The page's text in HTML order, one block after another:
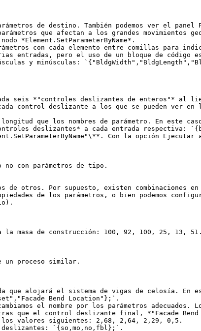
de destino. También podemos ver el
que afectan a los grandes movimientos
*Element.SetParameterByName*.
con cada elemento entre comillas para
entradas, pero el uso de un bloque de código
y minúsculas:
seis *"controles deslizantes de enteros"* al
control deslizante a los que se pueden ver
que los nombres de parámetro. En este
deslizantes* a cada entrada respectiva:
Con la opción Ejecutar
no con parámetros de tipo.
de otros. Por supuesto, existen combinaciones
de los parámetros, o bien podemos
la masa de construcción: 100, 92, 100, 25, 13, 51.
un proceso similar.
alojará el sistema de vigas de celosía. En
Bend Location"};`.
el nombre por los parámetros adecuados.
que el control deslizante final, *"Facade Bend
los valores siguientes: 2,68, 2,64, 2,29, 0,5.
deslizantes: `{so,mo,no,fbl};`.